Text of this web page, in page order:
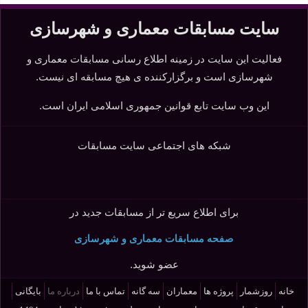
سایت مسابقات معماری و شهرسازی
فعالیت این سایت در زمینه اطلاع رسانی مسابقات معماری و
شهرسازی است و برگزارکننده ی هیچ مسابقه ای نیست.
این وب سایت تابع قوانین جمهوری اسلامی ایران است.
شبکه های اجتماعی سایت مسابقات
برای اطلاع سریع تر از مسابقات جدید در
صفحه مسابقات معماری و شهرسازی
عضو شوید.
خانه روزشمار پروژه ها معماران سه گانه تماس با ما درباره ما
بایگانی